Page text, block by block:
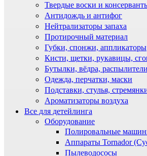
Твердые воски и
Антидождь и антифог
Нейтрализаторы запаха
Протирочный материал
Губки, спонжи, аппликаторы
Кисти, щетки, рукавицы,
Бутылки, вёдра, распылители
Одежда, перчатки, маски
Подставки, стулья,
Ароматизаторы воздуха
Все для детейлинга
Оборудование
Полировальные
Аппараты Tornador
Пылеводососы